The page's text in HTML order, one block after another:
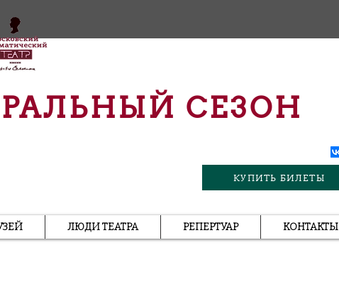
СЕЗОН
КУПИТЬ БИЛЕТЫ
ЛЮДИ ТЕАТРА РЕПЕРТУАР КОНТАКТЫ